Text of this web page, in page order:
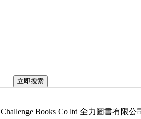
Challenge Books Co ltd 全力圖書有限公